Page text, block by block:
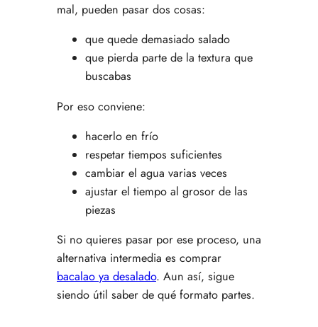
mal, pueden pasar dos cosas:
que quede demasiado salado
que pierda parte de la textura que
buscabas
Por eso conviene:
hacerlo en frío
respetar tiempos suficientes
cambiar el agua varias veces
ajustar el tiempo al grosor de las
piezas
Si no quieres pasar por ese proceso, una
alternativa intermedia es comprar
bacalao ya desalado. Aun así, sigue
siendo útil saber de qué formato partes.